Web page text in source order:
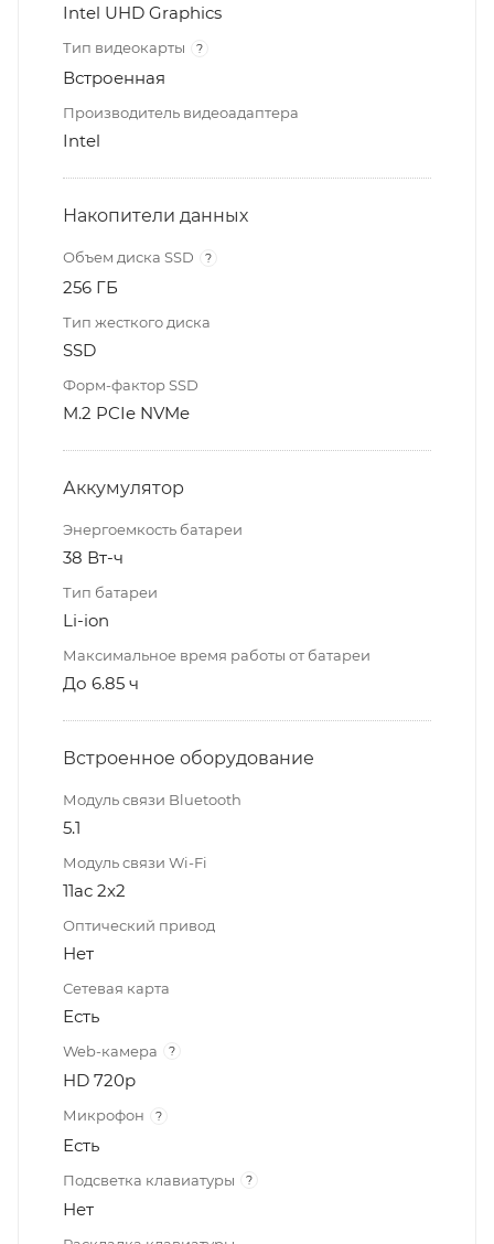
Intel UHD Graphics
Тип видеокарты ?
Встроенная
Производитель видеоадаптера
Intel
Накопители данных
Объем диска SSD ?
256 ГБ
Тип жесткого диска
SSD
Форм-фактор SSD
M.2 PCIe NVMe
Аккумулятор
Энергоемкость батареи
38 Вт-ч
Тип батареи
Li-ion
Максимальное время работы от батареи
До 6.85 ч
Встроенное оборудование
Модуль связи Bluetooth
5.1
Модуль связи Wi-Fi
11ac 2x2
Оптический привод
Нет
Сетевая карта
Есть
Web-камера ?
HD 720p
Микрофон ?
Есть
Подсветка клавиатуры ?
Нет